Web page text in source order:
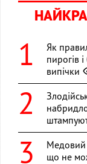
Як
пирогів
випічки
Медовий
що не